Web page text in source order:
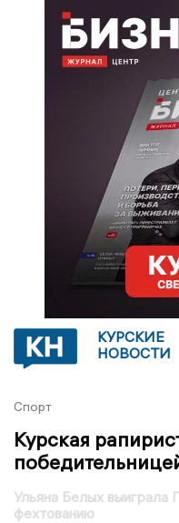
КУРСКИЕ
НОВОСТИ
Спорт
Курская
Ульяна Белых выиграла
фехтованию